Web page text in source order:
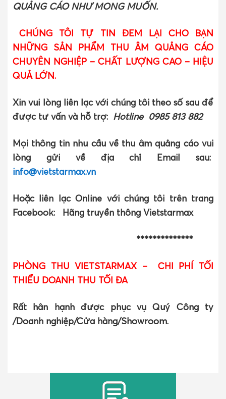
QUẢNG CÁO NHƯ MONG MUỐN.
CHÚNG TÔI TỰ TIN ĐEM LẠI CHO BẠN
NHỮNG SẢN PHẨM THU ÂM QUẢNG CÁO
CHUYÊN NGHIỆP – CHẤT LƯỢNG CAO – HIỆU
QUẢ LỚN.
Xin vui lòng liên lạc với chúng tôi theo số sau để
được tư vấn và hỗ trợ: Hotline 0985 813 882
Mọi thông tin nhu cầu về thu âm quảng cáo vui
lòng gửi về địa chỉ Email sau:
info@vietstarmax.vn
Hoặc liên lạc Online với chúng tôi trên trang
Facebook: Hãng truyền thông Vietstarmax
**************
PHÒNG THU VIETSTARMAX – CHI PHÍ TỐI
THIỂU DOANH THU TỐI ĐA
Rất hân hạnh được phục vụ Quý Công ty
/Doanh nghiệp/Cửa hàng/Showroom.